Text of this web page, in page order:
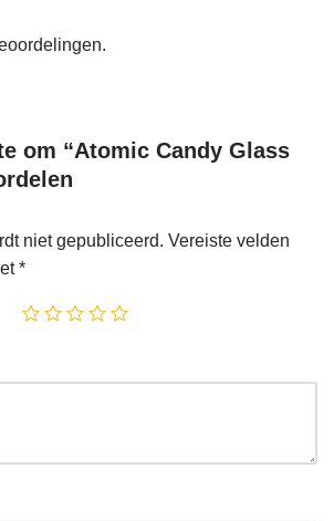
om “Atomic Candy Glass
niet gepubliceerd. Vereiste velden
*